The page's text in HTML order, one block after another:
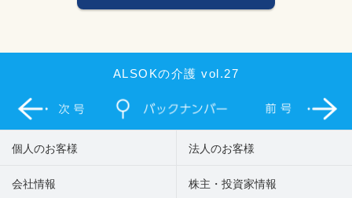
ALSOKの介護 vol.27
個人のお客様 法人のお客様
会社情報 株主・投資家情報